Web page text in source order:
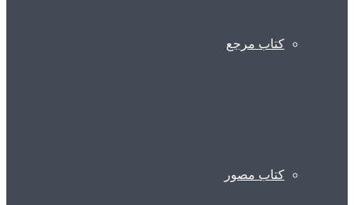
کتاب مرجع
کتاب مصور